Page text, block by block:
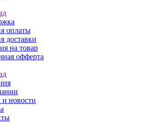
оплаты
доставки
на товар
офферта
и новости